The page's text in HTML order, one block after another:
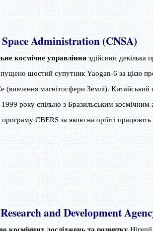
Administration (CNSA)
космічне управління здійснює декілька
шостий супутник Yaogan-6 за цією
(вивчення магнітосфери Землі).
року спільно з Бразильським космічним
програму CBERS за якою на орбіті
and Development